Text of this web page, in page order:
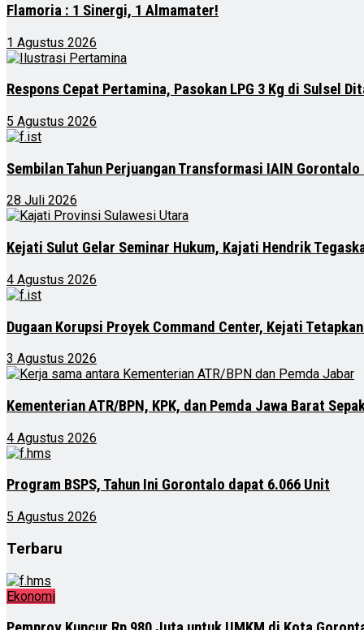
Flamoria : 1 Sinergi, 1 Almamater!
1 Agustus 2026
Respons Cepat Pertamina, Pasokan LPG 3 Kg di Sulsel
5 Agustus 2026
Sembilan Tahun Perjuangan Transformasi IAIN Gorontalo
28 Juli 2026
Kejati Sulut Gelar Seminar Hukum, Kajati Hendrik
4 Agustus 2026
Dugaan Korupsi Proyek Command Center, Kejati
3 Agustus 2026
Kementerian ATR/BPN, KPK, dan Pemda Jawa Barat
4 Agustus 2026
Program BSPS, Tahun Ini Gorontalo dapat 6.066 Unit
5 Agustus 2026
Terbaru
Ekonomi